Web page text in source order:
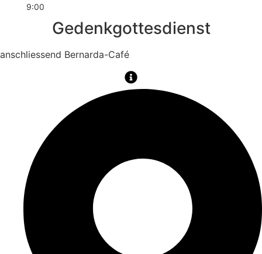
9:00
Gedenkgottesdienst
anschliessend Bernarda-Café